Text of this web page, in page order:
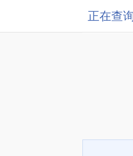
正在查